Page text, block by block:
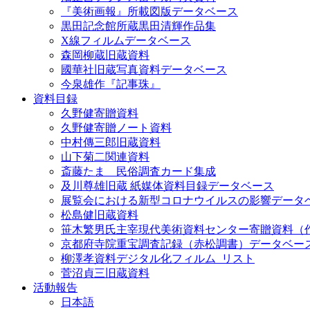
『美術画報』所載図版データベース
黒田記念館所蔵黒田清輝作品集
X線フィルムデータベース
森岡柳蔵旧蔵資料
國華社旧蔵写真資料データベース
今泉雄作『記事珠』
資料目録
久野健寄贈資料
久野健寄贈ノート資料
中村傳三郎旧蔵資料
山下菊二関連資料
斎藤たま 民俗調査カード集成
及川尊雄旧蔵 紙媒体資料目録データベース
展覧会における新型コロナウイルスの影響データ
松島健旧蔵資料
笹木繁男氏主宰現代美術資料センター寄贈資料（
京都府寺院重宝調査記録（赤松調書）データベー
柳澤孝資料デジタル化フィルム_リスト
菅沼貞三旧蔵資料
活動報告
日本語